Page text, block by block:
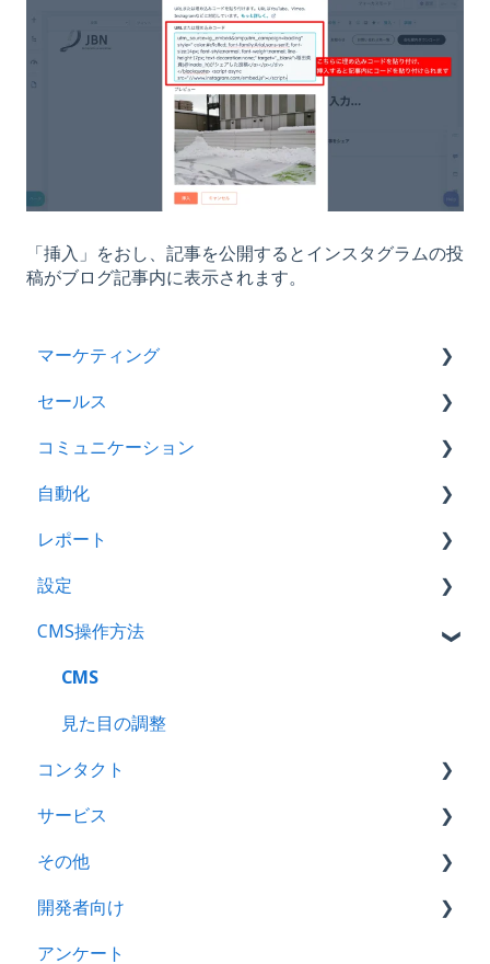
「挿入」をおし、記事を公開するとインスタグラムの投
稿がブログ記事内に表示されます。
マーケティング
キャンペーン
広告
Eメール
ランディングページ
ファイル
フォーム
SEO（検索エンジン最適化）
ウェブサイトページ
ブログ
CTA
セールス
取引
タスク
ミーティング
コミュニケーション
テンプレート
自動化
ワークフロー
レポート
アナリティクスツール
ダッシュボード
レポート
設定
プロパティ
Eメール連携
API連携
メール通知
Eメール
プロスペクト
CRM
CMS操作方法
CMS
見た目の調整
コンタクト
コール
アクティビティーフィード
コンタクト
サービス
フィードバックアンケート
ナレッジベース
その他
ファイル
開発者向け